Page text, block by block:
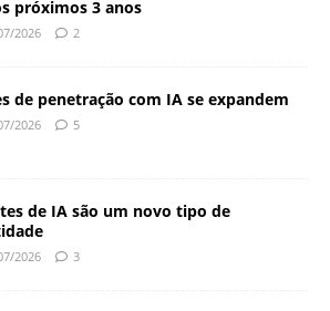
próximos 3 anos
2026 2
de penetração com IA se expandem
2026 5
de IA são um novo tipo de
2026 3